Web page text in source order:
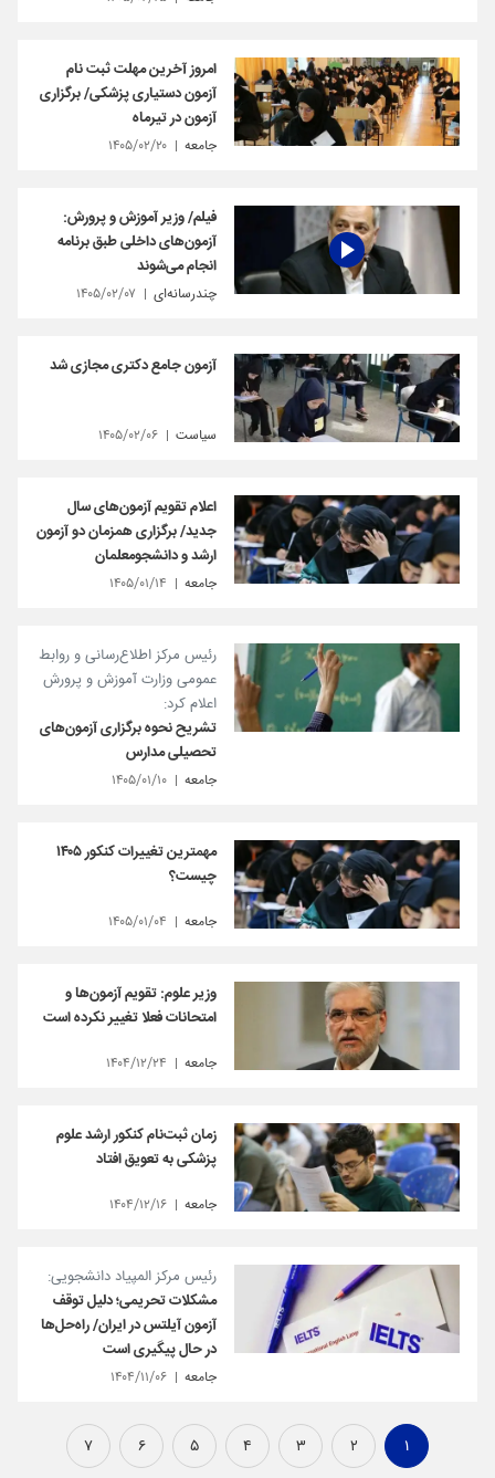
امروز آخرین مهلت ثبت نام
آزمون دستیاری پزشکی/ برگزاری
آزمون در تیرماه
جامعه ۱۴۰۵/۰۲/۲۰
فیلم/ وزیر آموزش و پرورش:
آزمون‌های داخلی طبق برنامه
انجام می‌شوند
چندرسانه‌ای ۱۴۰۵/۰۲/۰۷
آزمون جامع دکتری مجازی شد
سیاست ۱۴۰۵/۰۲/۰۶
اعلام تقویم آزمون‌های سال
جدید/ برگزاری همزمان دو آزمون
ارشد و دانشجومعلمان
جامعه ۱۴۰۵/۰۱/۱۴
رئیس مرکز اطلاع‌رسانی و روابط
عمومی وزارت آموزش و پرورش
اعلام کرد:
تشریح نحوه برگزاری آزمون‌های
تحصیلی مدارس
جامعه ۱۴۰۵/۰۱/۱۰
مهمترین تغییرات کنکور ۱۴۰۵
چیست؟
جامعه ۱۴۰۵/۰۱/۰۴
وزیر علوم: تقویم آزمون‌ها و
امتحانات فعلا تغییر نکرده است
جامعه ۱۴۰۴/۱۲/۲۴
زمان ثبت‌نام کنکور ارشد علوم
پزشکی به تعویق افتاد
جامعه ۱۴۰۴/۱۲/۱۶
رئیس مرکز المپیاد دانشجویی:
مشکلات تحریمی؛ دلیل توقف
آزمون آیلتس در ایران/ راه‌حل‌ها
در حال پیگیری است
جامعه ۱۴۰۴/۱۱/۰۶
۱ ۲ ۳ ۴ ۵ ۶ ۷